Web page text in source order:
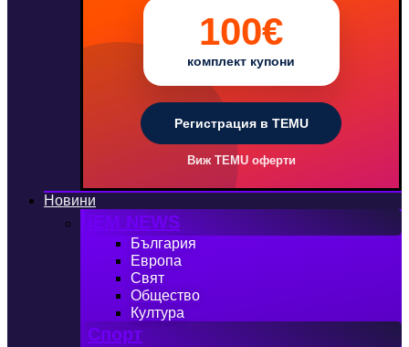
100€
комплект купони
Регистрация в TEMU
Виж TEMU оферти
Новини
iEM NEWS
България
Европа
Свят
Общество
Култура
Спорт